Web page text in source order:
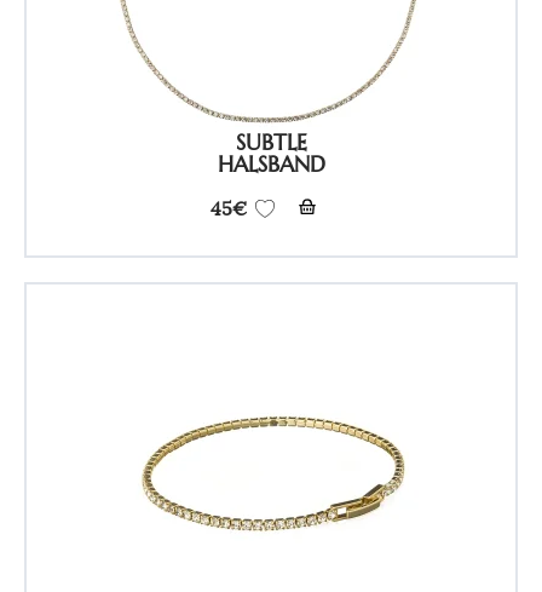
SUBTLE
HALSBAND
45€